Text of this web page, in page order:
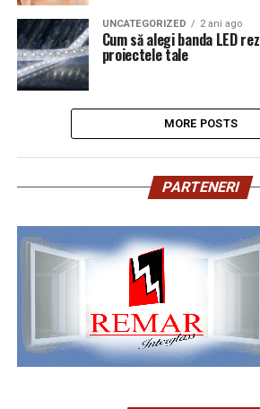
UNCATEGORIZED 2 ani ago
Cum să alegi banda LED
proiectele tale
MORE POSTS
PARTENERI